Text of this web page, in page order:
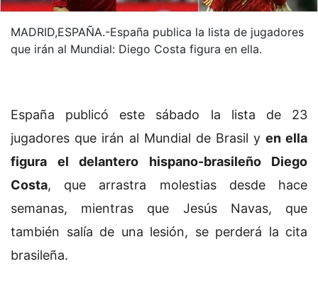
MADRID,ESPAÑA.-España publica la lista de jugadores
que irán al Mundial: Diego Costa figura en ella.
España publicó este sábado la lista de 23
jugadores que irán al Mundial de Brasil y en ella
figura el delantero hispano-brasileño Diego
Costa, que arrastra molestias desde hace
semanas, mientras que Jesús Navas, que
también salía de una lesión, se perderá la cita
brasileña.